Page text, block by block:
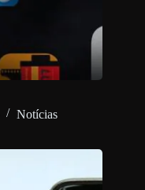
Notícias